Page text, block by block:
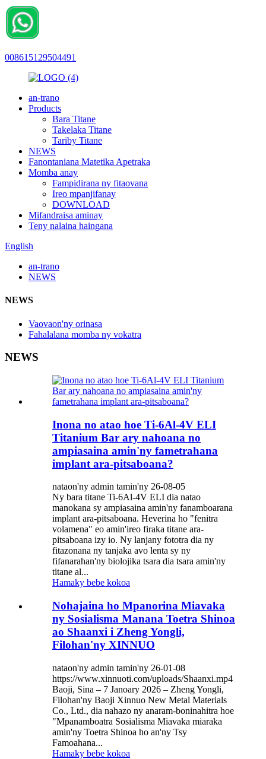
008615129504491
an-trano
Products
Bara Titane
Takelaka Titane
Tariby Titane
NEWS
Fanontaniana Matetika Apetraka
Momba anay
Fampidirana ny fitaovana
Ireo mpanjifanay
DOWNLOAD
Mifandraisa aminay
Teny nalaina haingana
English
an-trano
NEWS
NEWS
Vaovaon'ny orinasa
Fahalalana momba ny vokatra
NEWS
Inona no atao hoe Ti-6Al-4V ELI
Titanium Bar ary nahoana no
ampiasaina amin'ny fametrahana
implant ara-pitsaboana?
nataon'ny admin tamin'ny 26-08-05
Ny bara titane Ti-6Al-4V ELI dia natao
manokana sy ampiasaina amin'ny fanamboarana
implant ara-pitsaboana. Heverina ho "fenitra
volamena" eo amin'ireo firaka titane ara-
pitsaboana izy io. Ny lanjany fototra dia ny
fitazonana ny tanjaka avo lenta sy ny
fifanarahan'ny biolojika tsara dia tsara amin'ny
titane al...
Hamaky bebe kokoa
Nohajaina ho Mpanorina Miavaka
ny Sosialisma Manana Toetra Shinoa
ao Shaanxi i Zheng Yongli,
Filohan'ny XINNUO
nataon'ny admin tamin'ny 26-01-08
https://www.xinnuoti.com/uploads/Shaanxi‌.mp4
Baoji, Sina – 7 Janoary 2026‌ – Zheng Yongli,
Filohan'ny Baoji Xinnuo New Metal Materials
Co., Ltd., dia nahazo ny anaram-boninahitra hoe
"Mpanamboatra Sosialisma Miavaka miaraka
amin'ny Toetra Shinoa ho an'ny Tsy
Famoahana...
Hamaky bebe kokoa